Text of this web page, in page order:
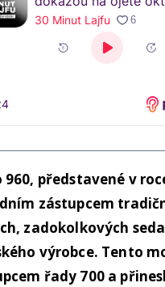
960, představené v
zástupcem
zadokolkových
výrobce. Tento
řady 700 a